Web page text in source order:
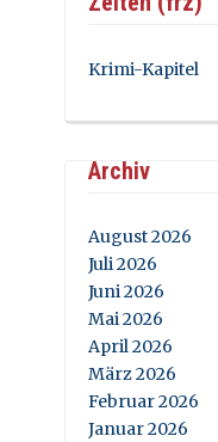
Krimi-Kapitel
Archiv
August 2026
Juli 2026
Juni 2026
Mai 2026
April 2026
März 2026
Februar 2026
Januar 2026